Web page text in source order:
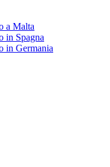
a Malta
in Spagna
in Germania